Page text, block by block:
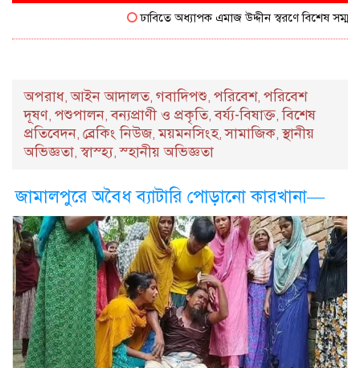
ঢাবিতে অধ্যাপক এমাজ উদ্দীন স্বরণে বিশেষ সম্মাননা
অপরাধ,আইন আদালত, গবাদিপশু, পরিবেশ, পরিবেশ
দূষণ, পশুপালন,বন্যপ্রাণী ও প্রকৃতি,বর্য্য-বিষাক্ত,বিশেষ
প্রতিবেদন, ব্রেকিং নিউজ,ময়মনসিংহ,সামাজিক,স্থানীয়
অভিজ্ঞতা,স্বাস্হ্য,স্হানীয় অভিজ্ঞতা
জামালপুরে অবৈধ ব্যাটারি পোড়ানো কারখানা—